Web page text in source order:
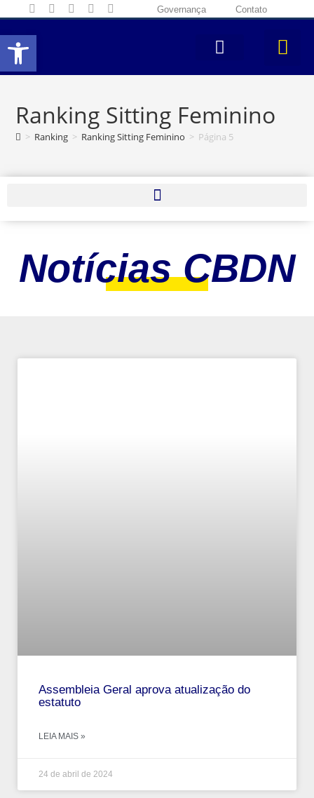
Abrir a barra de ferramentas
Governança Contato
Ranking Sitting Feminino
> Ranking > Ranking Sitting Feminino > Página 5
Notícias CBDN
Assembleia Geral aprova atualização do
estatuto
LEIA MAIS »
24 de abril de 2024